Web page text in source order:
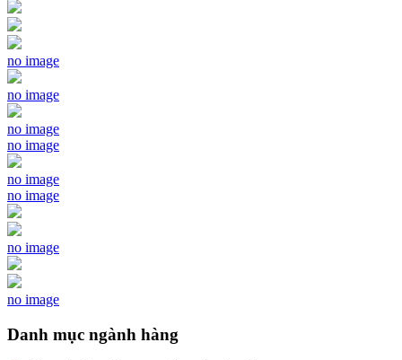
no image
no image
no image
no image
no image
no image
no image
no image
Danh mục ngành hàng